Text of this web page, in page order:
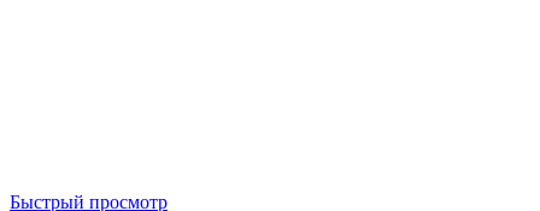
Быстрый просмотр